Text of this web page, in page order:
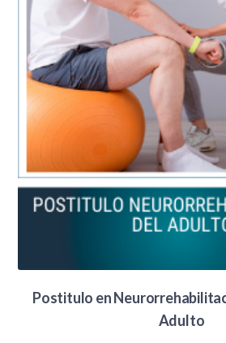
Postitulo en
Adulto